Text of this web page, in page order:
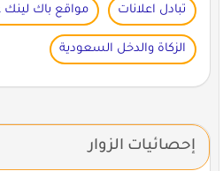
تبادل اعلانات مواقع باك لينك
الزكاة والدخل السعودية
إحصائيات الزوار